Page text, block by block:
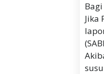
Jika